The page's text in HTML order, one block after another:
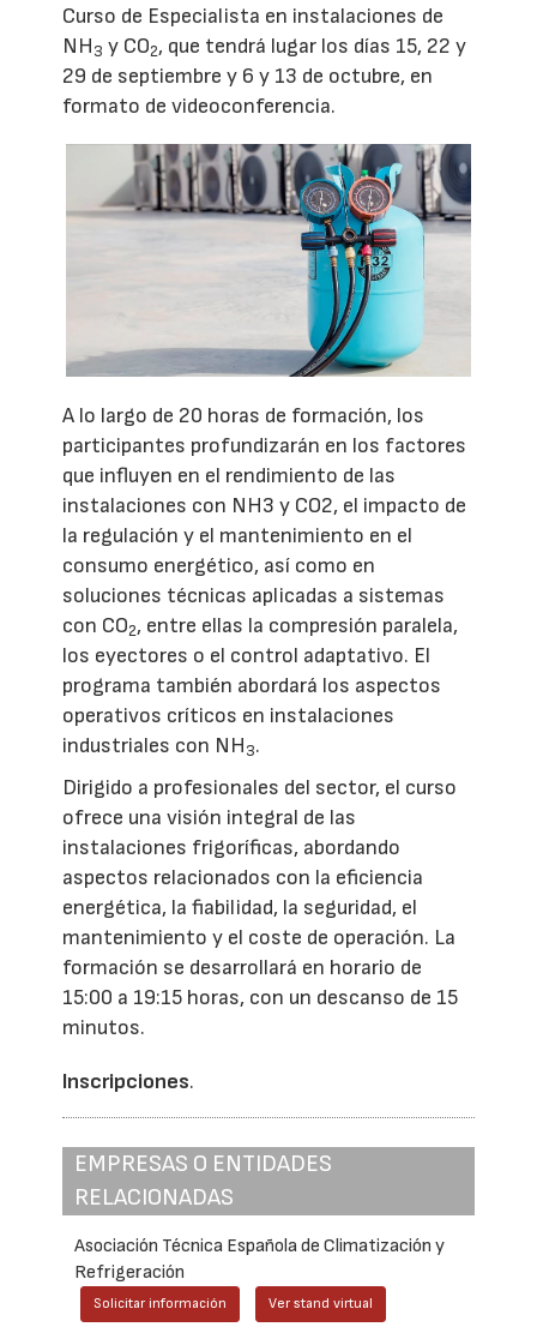
Curso de Especialista en instalaciones de
NH3 y CO2, que tendrá lugar los días 15, 22 y
29 de septiembre y 6 y 13 de octubre, en
formato de videoconferencia.
A lo largo de 20 horas de formación, los
participantes profundizarán en los factores
que influyen en el rendimiento de las
instalaciones con NH3 y CO2, el impacto de
la regulación y el mantenimiento en el
consumo energético, así como en
soluciones técnicas aplicadas a sistemas
con CO2, entre ellas la compresión paralela,
los eyectores o el control adaptativo. El
programa también abordará los aspectos
operativos críticos en instalaciones
industriales con NH3.
Dirigido a profesionales del sector, el curso
ofrece una visión integral de las
instalaciones frigoríficas, abordando
aspectos relacionados con la eficiencia
energética, la fiabilidad, la seguridad, el
mantenimiento y el coste de operación. La
formación se desarrollará en horario de
15:00 a 19:15 horas, con un descanso de 15
minutos.
Inscripciones.
EMPRESAS O ENTIDADES
RELACIONADAS
Asociación Técnica Española de Climatización y
Refrigeración
Solicitar información Ver stand virtual